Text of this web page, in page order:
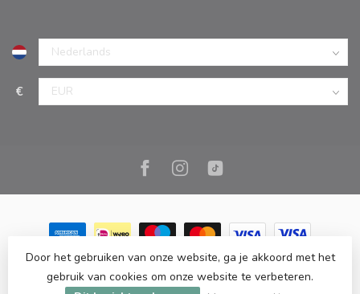
€
© Copyright 2026 Marc Cook & Home | Webshop | Fysieke
kookwinkel in Elst |- Powered byLightspeed-Lightspeed design
Door het gebruiken van onze website, ga je akkoord met het
gebruik van cookies om onze website te verbeteren.